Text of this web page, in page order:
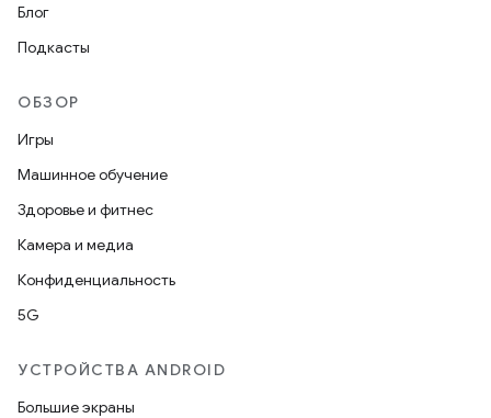
Блог
Подкасты
ОБЗОР
Игры
Машинное обучение
Здоровье и фитнес
Камера и медиа
Конфиденциальность
5G
УСТРОЙСТВА ANDROID
Большие экраны